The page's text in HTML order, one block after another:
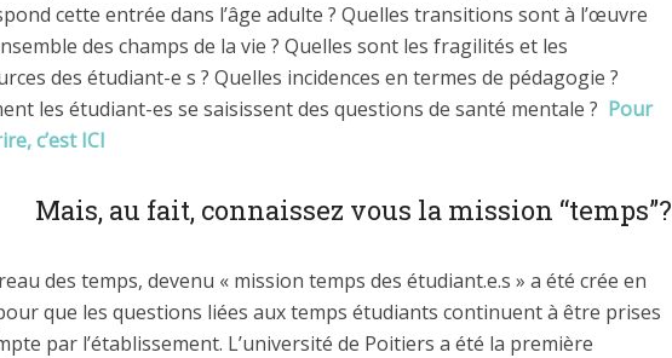
cette entrée dans l’âge adulte ? Quelles transitions sont à l’œuvre
des champs de la vie ? Quelles sont les fragilités et les
des étudiant-e s ? Quelles incidences en termes de pédagogie ?
les étudiant-es se saisissent des questions de santé mentale ? Pour
c’est ICI
Mais, au fait, connaissez vous la mission “temps”?
des temps, devenu « mission temps des étudiant.e.s » a été crée en
que les questions liées aux temps étudiants continuent à être prises
par l’établissement. L’université de Poitiers a été la première